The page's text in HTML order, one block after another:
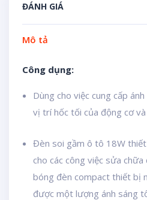
ĐÁNH GIÁ
Mô tả
Công dụng:
Dùng cho việc cung cấp
vị trí hốc tối của động cơ
Đèn soi gầm ô tô 18W
cho các công việc sửa
bóng đèn compact thiết bị
được một lượng ánh sáng